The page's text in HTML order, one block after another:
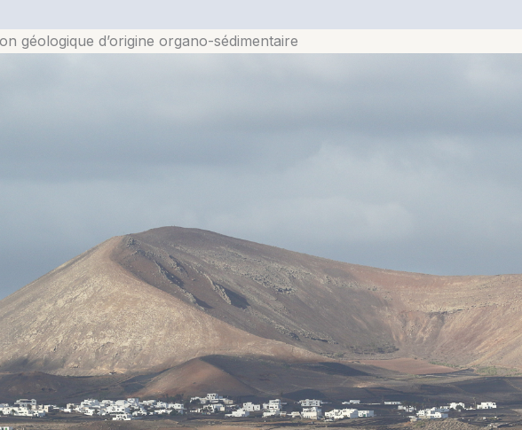
géologique d’origine organo-sédimentaire